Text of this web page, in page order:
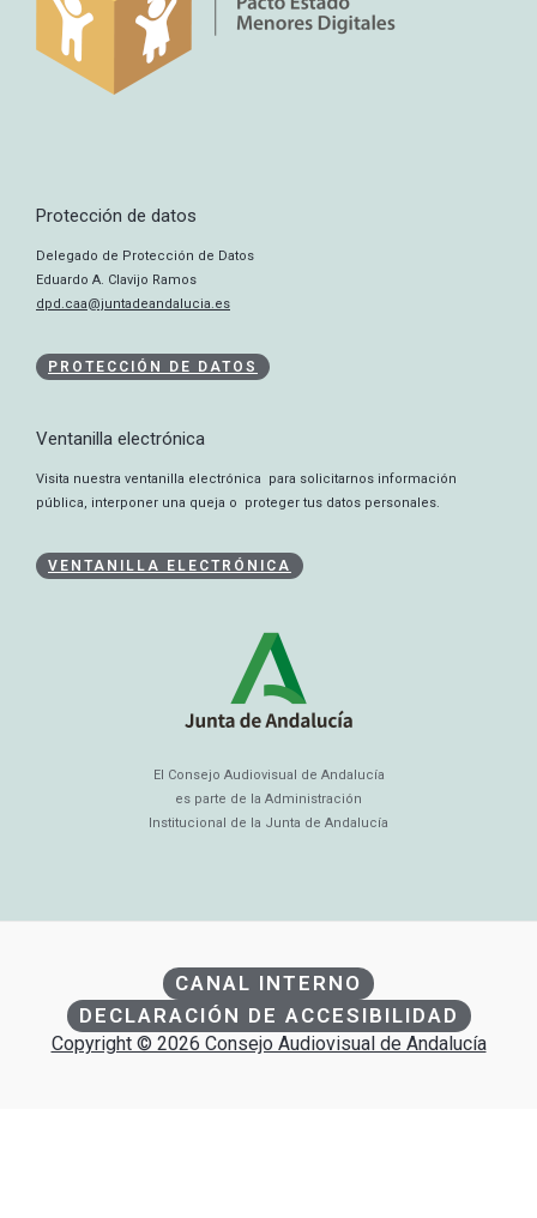
Protección de datos
Delegado de Protección de Datos
Eduardo A. Clavijo Ramos
dpd.caa@juntadeandalucia.es
PROTECCIÓN DE DATOS
Ventanilla electrónica
Visita nuestra ventanilla electrónica para solicitarnos información
pública, interponer una queja o proteger tus datos personales.
VENTANILLA ELECTRÓNICA
El Consejo Audiovisual de Andalucía
es parte de la Administración
Institucional de la Junta de Andalucía
CANAL INTERNO
DECLARACIÓN DE ACCESIBILIDAD
Copyright © 2026 Consejo Audiovisual de Andalucía